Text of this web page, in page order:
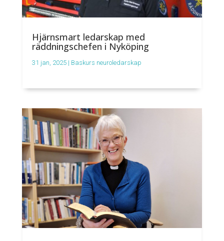
Hjärnsmart ledarskap med
räddningschefen i Nyköping
31 jan, 2025| Baskurs neuroledarskap